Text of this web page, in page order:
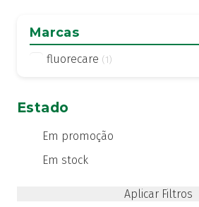
Marcas
fluorecare (1)
Estado
Em promoção
Em stock